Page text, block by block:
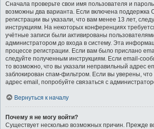
Сначала проверьте свои имя пользователя и
возможны два варианта. Если включена поддержка
регистрации вы указали, что вам менее 13 лет,
инструкциям. На некоторых конференциях
учётные записи были активированы
администратором до входа в систему. Эта
процессе регистрации. Если вам было прислано
следуйте полученным инструкциям. Если email-
то возможно, что вы указали неправильный адрес
заблокирован спам-фильтром. Если вы уверены,
адрес email, попробуйте связаться с
Вернуться к началу
Почему я не могу войти?
Существует несколько возможных причин. Прежде